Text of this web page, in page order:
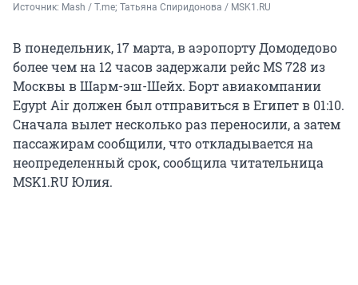
Источник: Mash / T.me; Татьяна Спиридонова / MSK1.RU
В понедельник, 17 марта, в аэропорту Домодедово
более чем на 12 часов задержали рейс MS 728 из
Москвы в Шарм-эш-Шейх. Борт авиакомпании
Egypt Air должен был отправиться в Египет в 01:10.
Сначала вылет несколько раз переносили, а затем
пассажирам сообщили, что откладывается на
неопределенный срок, сообщила читательница
MSK1.RU Юлия.